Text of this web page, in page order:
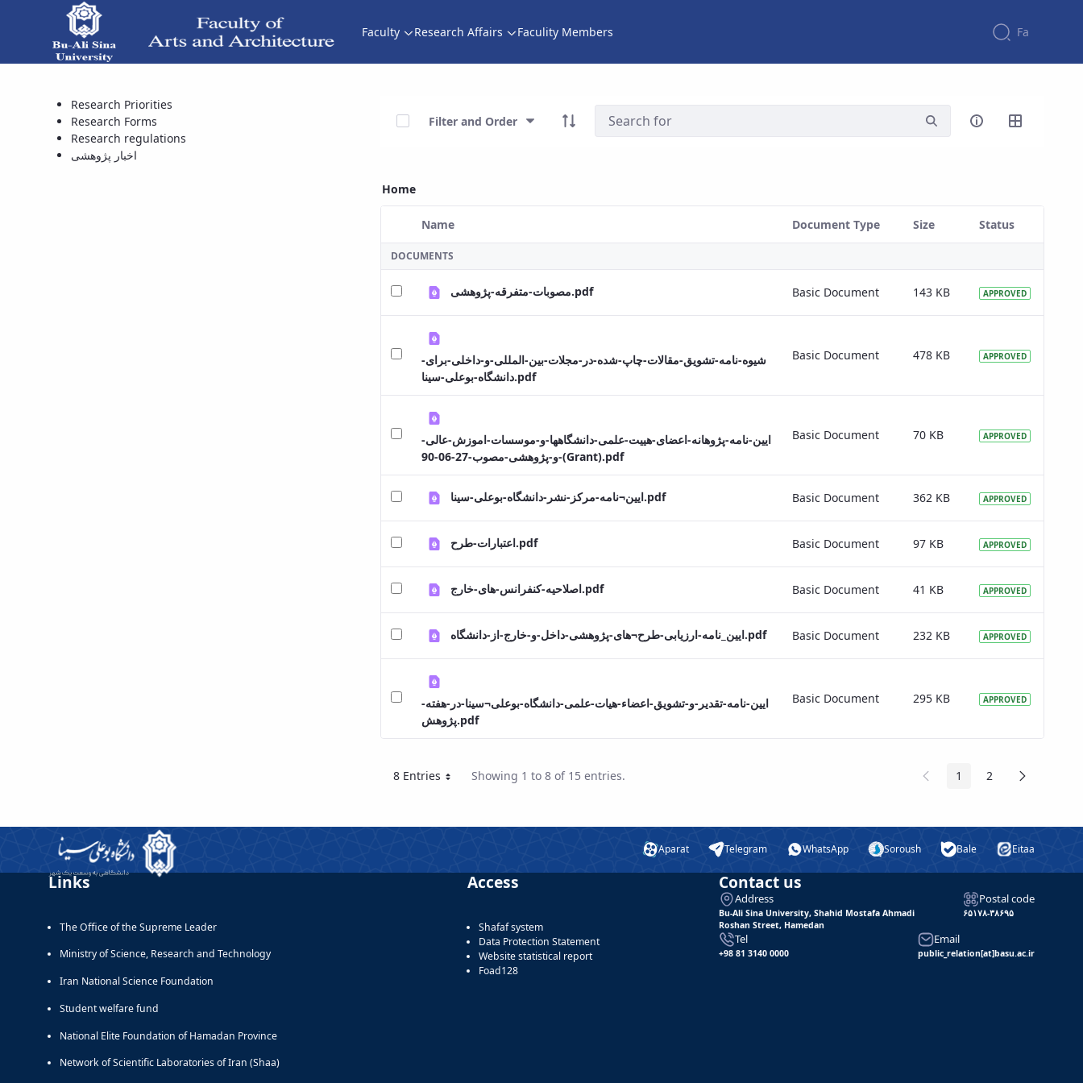
Faculty Research Affairs Faculity Members Fa
Research Priorities
Research Forms
Research regulations
اخبار پژوهشی
Select Items
Filter and Order
Home
Selected Item
Name Document Type Size Status
DOCUMENTS
مصوبات-متفرقه-پژوهشی.pdf Basic Document 143 KB APPROVED
شیوه-نامه-تشویق-مقالات-چاپ-شده-در-مجلات-بین-المللی-و-داخلی-برای-
دانشگاه-بوعلی-سینا.pdf
Basic Document 478 KB APPROVED
ایین-نامه-پژوهانه-اعضای-هییت-علمی-دانشگاهها-و-موسسات-اموزش-عالی-
و-پژوهشی-مصوب-27-06-90-(Grant).pdf
Basic Document 70 KB APPROVED
ایین¬نامه-مرکز-نشر-دانشگاه-بوعلی-سینا.pdf Basic Document 362 KB APPROVED
اعتبارات-طرح.pdf Basic Document 97 KB APPROVED
اصلاحیه-کنفرانس-های-خارج.pdf Basic Document 41 KB APPROVED
ایین_نامه-ارزیابی-طرح¬های-پژوهشی-داخل-و-خارج-از-دانشگاه.pdf Basic Document 232 KB APPROVED
ایین-نامه-تقدیر-و-تشویق-اعضاء-هیات-علمی-دانشگاه-بوعلی¬سینا-در-هفته-
پژوهش.pdf
Basic Document 295 KB APPROVED
8 EntriesPer Page Showing 1 to 8 of 15 entries. Previous
Page Page
1 Page
2 Next
Page
Aparat Telegram WhatsApp Soroush Bale Eitaa
Links
The Office of the Supreme Leader
Ministry of Science, Research and Technology
Iran National Science Foundation
Student welfare fund
National Elite Foundation of Hamadan Province
Network of Scientific Laboratories of Iran (Shaa)
Access
Shafaf system
Data Protection Statement
Website statistical report
Foad128
Contact us
Address
Bu-Ali Sina University, Shahid Mostafa Ahmadi
Roshan Street, Hamedan
Postal code
۶۵۱۷۸-۳۸۶۹۵
Tel
+98 81 3140 0000
Email
public_relation[at]basu.ac.ir